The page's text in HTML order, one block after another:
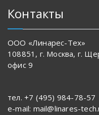
Контакты
ООО «Линарес-Тех»
108851, г. Москва, г.
офис 9
тел. +7 (495) 984-78-57
e-mail: mail@linares-